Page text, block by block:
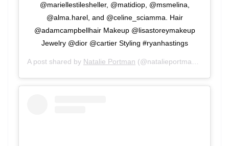
@mariellestilesheller, @matidiop, @msmelina,
@alma.harel, and @celine_sciamma. Hair
@adamcampbellhair Makeup @lisastoreymakeup
Jewelry @dior @cartier Styling #ryanhastings
A post shared by Natalie Portman (@natalieportman) on